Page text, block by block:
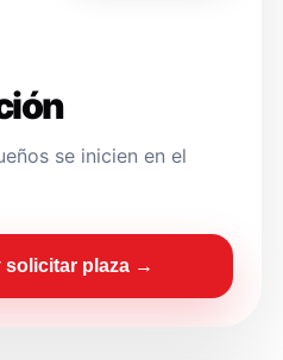
se inicien en el
solicitar plaza →